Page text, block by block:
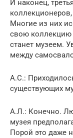
И наконец,
Многие из них
свою коллекцию
станет музеем.
между
А.С.:
существующих
А.Л.: Конечно.
музея
Порой это даже